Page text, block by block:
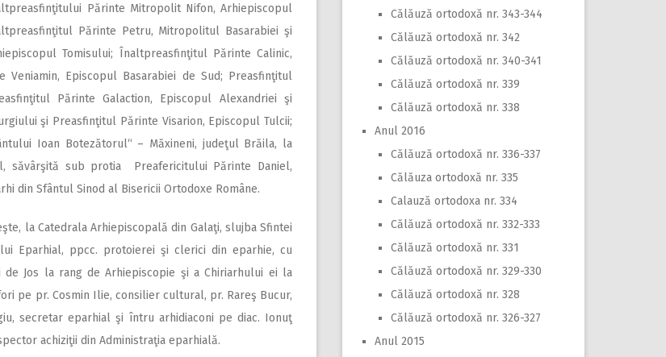
Părinte Mitropolit Nifon, Arhiepiscopul
Părinte Petru, Mitropolitul Basarabiei şi
Tomisului; Înaltpreasfinţitul Părinte Calinic,
Episcopul Basarabiei de Sud; Preasfinţitul
Părinte Galaction, Episcopul Alexandriei şi
şi Preasfinţitul Părinte Visarion, Episcopul Tulcii;
Ioan Botezătorul“ – Măxineni, judeţul Brăila, la
săvârşită sub protia Preafericitului Părinte Daniel,
din Sfântul Sinod al Bisericii Ortodoxe Române.
la Catedrala Arhiepiscopală din Galaţi, slujba Sfintei
Eparhial, ppcc. protoierei şi clerici din eparhie, cu
Jos la rang de Arhiepiscopie şi a Chiriarhului ei la
pe pr. Cosmin Ilie, consilier cultural, pr. Rareş Bucur,
secretar eparhial şi întru arhidiaconi pe diac. Ionuţ
achiziţii din Administraţia eparhială.
Călăuză ortodoxă nr. 343-344
Călăuză ortodoxă nr. 342
Călăuză ortodoxă nr. 340-341
Călăuză ortodoxă nr. 339
Călăuză ortodoxă nr. 338
Anul 2016
Călăuză ortodoxă nr. 336-337
Călăuza ortodoxă nr. 335
Calauză ortodoxa nr. 334
Călăuză ortodoxă nr. 332-333
Călăuză ortodoxă nr. 331
Călăuză ortodoxă nr. 329-330
Călăuză ortodoxă nr. 328
Călăuză ortodoxă nr. 326-327
Anul 2015